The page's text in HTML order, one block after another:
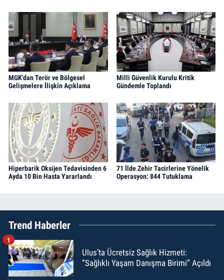
MGK'dan Terör ve Bölgesel
Gelişmelere İlişkin Açıklama
Milli Güvenlik Kurulu Kritik
Gündemle Toplandı
Hiperbarik Oksijen Tedavisinden 6
Ayda 10 Bin Hasta Yararlandı
71 İlde Zehir Tacirlerine Yönelik
Operasyon: 844 Tutuklama
Trend Haberler
Ulus’ta Ücretsiz Sağlık Hizmeti:
“Sağlıklı Yaşam Danışma Birimi” Açıldı
1